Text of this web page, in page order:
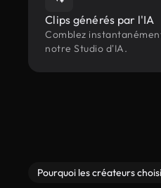
Clips générés par l'IA
Comblez
notre Studio d'IA.
Pourquoi les créateurs